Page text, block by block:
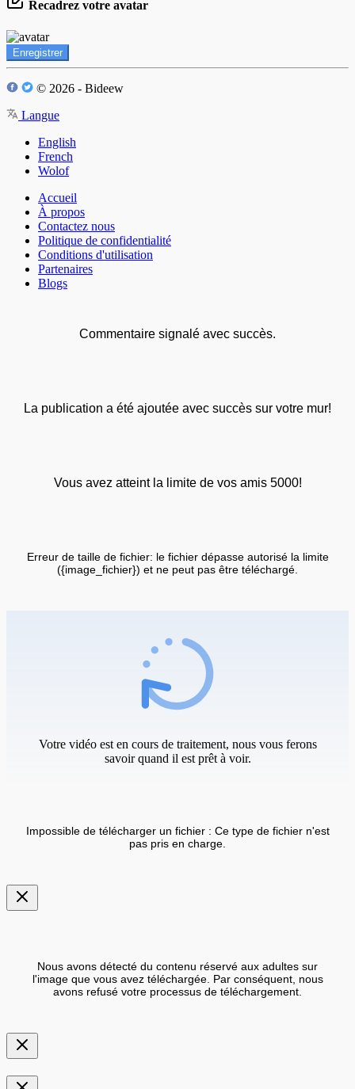
Recadrez votre avatar
Enregistrer
© 2026 - Bideew
Langue
English
French
Wolof
Accueil
À propos
Contactez nous
Politique de confidentialité
Conditions d'utilisation
Partenaires
Blogs
Commentaire signalé avec succès.
La publication a été ajoutée avec succès sur votre mur!
Vous avez atteint la limite de vos amis 5000!
Erreur de taille de fichier: le fichier dépasse autorisé la limite
({image_fichier}) et ne peut pas être téléchargé.
Votre vidéo est en cours de traitement, nous vous ferons
savoir quand il est prêt à voir.
Impossible de télécharger un fichier : Ce type de fichier n'est
pas pris en charge.
Nous avons détecté du contenu réservé aux adultes sur
l'image que vous avez téléchargée. Par conséquent, nous
avons refusé votre processus de téléchargement.